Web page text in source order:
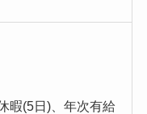
暇(5日)、年次有給